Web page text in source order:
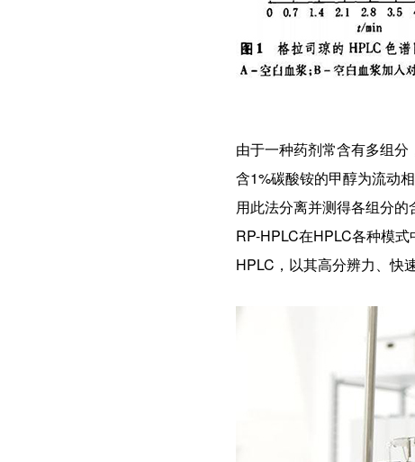
由于一种药剂常含有多组
含1%碳酸铵的甲醇为流动
用此法分离并测得各组分的
RP-HPLC在HPLC各种模
HPLC，以其高分辨力、快